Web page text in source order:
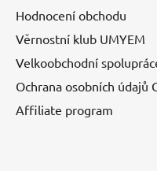
Hodnocení obchodu
Věrnostní klub UMYEM
Velkoobchodní
Ochrana osobních údajů
Affiliate program